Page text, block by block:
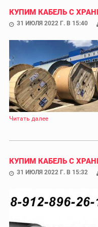
КУПИМ КАБЕЛЬ С
31 ИЮЛЯ 2022 Г. В 15:40
Читать далее
КУПИМ КАБЕЛЬ С
31 ИЮЛЯ 2022 Г. В 15:32